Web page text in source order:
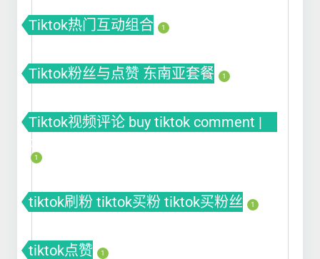
Tiktok热门互动组合 1
Tiktok粉丝与点赞 东南亚套餐 1
Tiktok视频评论 buy tiktok comment |
tiktok刷评论 | tiktok自动刷评论软件
1
tiktok刷粉 tiktok买粉 tiktok买粉丝 1
tiktok点赞 1